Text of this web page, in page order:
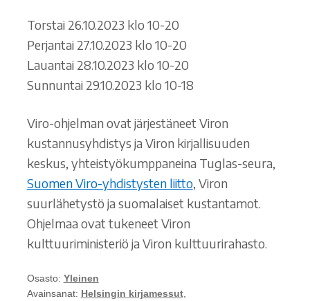
Torstai 26.10.2023 klo 10-20
Perjantai 27.10.2023 klo 10-20
Lauantai 28.10.2023 klo 10-20
Sunnuntai 29.10.2023 klo 10-18
Viro-ohjelman ovat järjestäneet Viron
kustannusyhdistys ja Viron kirjallisuuden
keskus, yhteistyökumppaneina Tuglas-seura,
Suomen Viro-yhdistysten liitto, Viron
suurlähetystö ja suomalaiset kustantamot.
Ohjelmaa ovat tukeneet Viron
kulttuuriministeriö ja Viron kulttuurirahasto.
Osasto: Yleinen
Avainsanat: Helsingin kirjamessut,